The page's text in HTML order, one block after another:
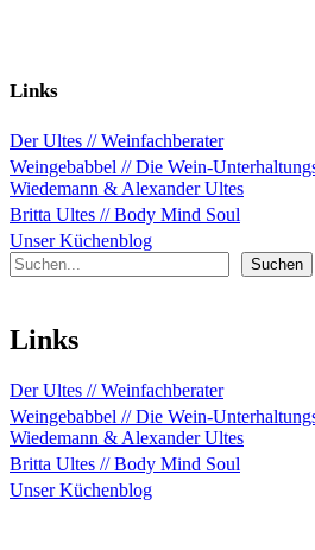
Links
Der Ultes // Weinfachberater
Weingebabbel // Die Wein-
Wiedemann & Alexander Ultes
Britta Ultes // Body Mind Soul
Unser Küchenblog
Suchen
Suchen
Links
Der Ultes // Weinfachberater
Weingebabbel // Die Wein-
Wiedemann & Alexander Ultes
Britta Ultes // Body Mind Soul
Unser Küchenblog